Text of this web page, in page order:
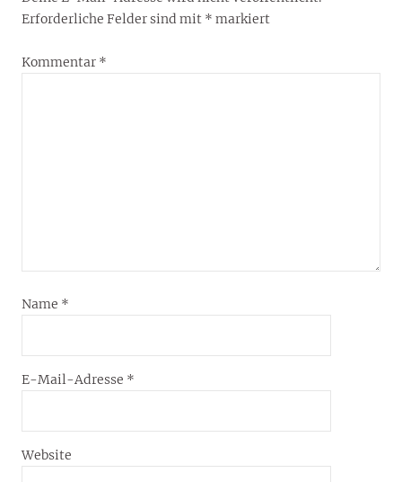
Erforderliche Felder sind mit * markiert
Kommentar *
Name *
E-Mail-Adresse *
Website